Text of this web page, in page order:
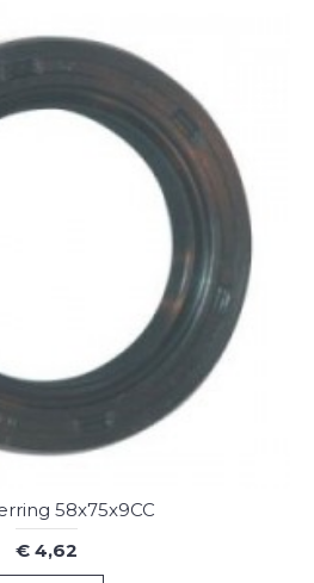
58x75x9CC
€ 4,62